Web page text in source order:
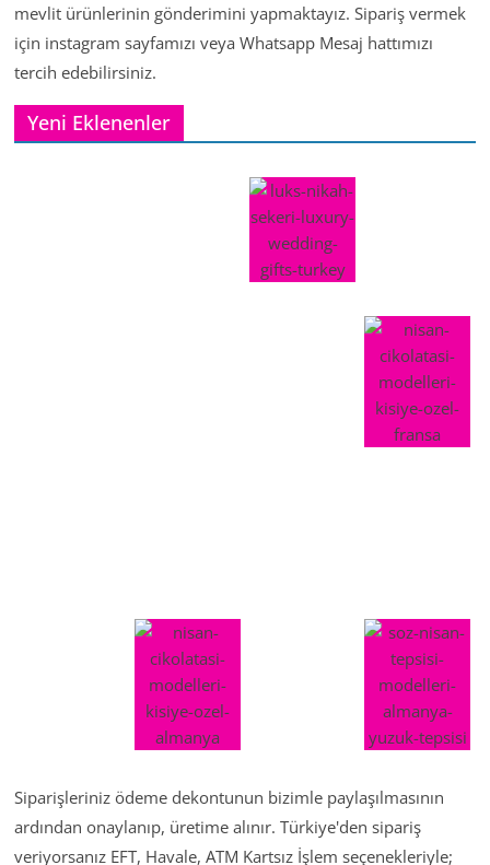
mevlit ürünlerinin gönderimini yapmaktayız. Sipariş vermek
için instagram sayfamızı veya Whatsapp Mesaj hattımızı
tercih edebilirsiniz.
Yeni Eklenenler
Siparişleriniz ödeme dekontunun bizimle paylaşılmasının
ardından onaylanıp, üretime alınır. Türkiye'den sipariş
veriyorsanız EFT, Havale, ATM Kartsız İşlem seçenekleriyle;